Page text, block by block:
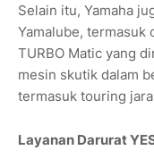
Selain itu, Yamaha
Yamalube, termasuk
TURBO Matic yang
mesin skutik dalam
termasuk touring
Layanan Darurat